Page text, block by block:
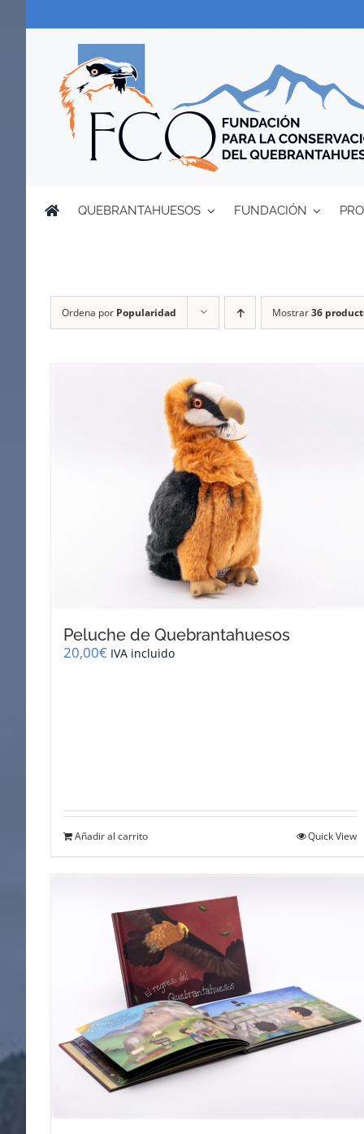
QUEBRANTAHUESOS FUNDACIÓN
Ordena por Popularidad Mostrar36
Peluche de Quebrantahuesos
20,00€ IVA incluido
Añadir al carrito Quick View